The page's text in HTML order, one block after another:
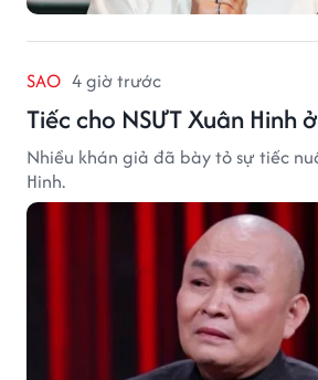
SAO 4 giờ trước
Tiếc cho NSƯT Xuân Hinh
Nhiều khán giả đã bày tỏ sự tiếc
Hinh.